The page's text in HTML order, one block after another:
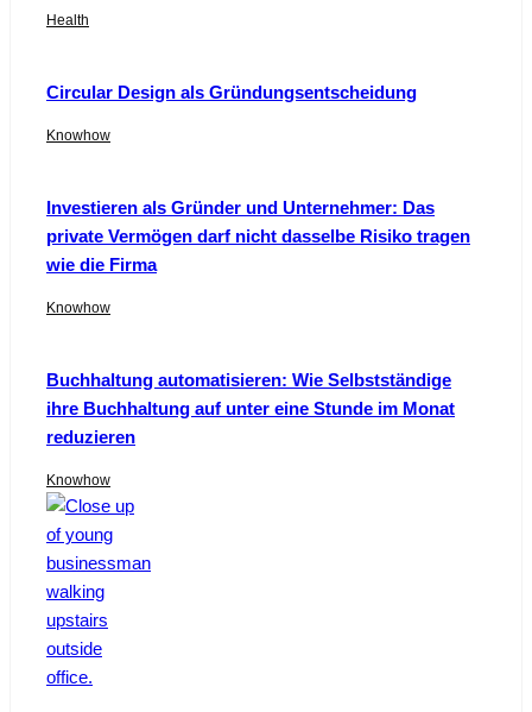
Health
Circular Design als Gründungsentscheidung
Knowhow
Investieren als Gründer und Unternehmer: Das
private Vermögen darf nicht dasselbe Risiko tragen
wie die Firma
Knowhow
Buchhaltung automatisieren: Wie Selbstständige
ihre Buchhaltung auf unter eine Stunde im Monat
reduzieren
Knowhow